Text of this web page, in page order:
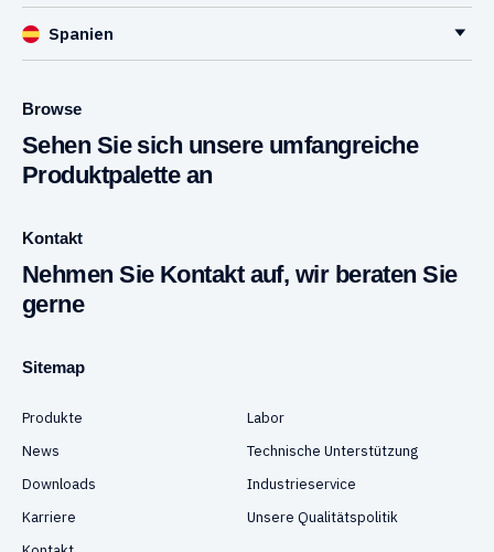
Spanien
Browse
Sehen Sie sich unsere umfangreiche
Produktpalette an
Kontakt
Nehmen Sie Kontakt auf, wir beraten Sie
gerne
Sitemap
Produkte
Labor
News
Technische Unterstützung
Downloads
Industrieservice
Karriere
Unsere Qualitätspolitik